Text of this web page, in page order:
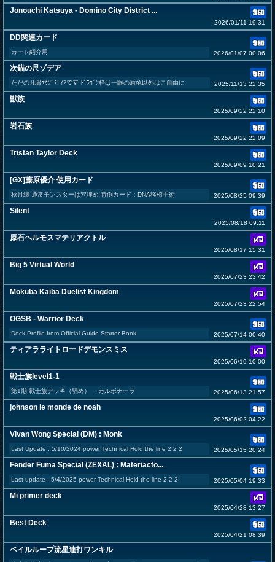
Jonouchi Katsuya - Domino City District ...
2026/01/11 19:31
DD関連カード
カード紹介用 2026/01/07 00:06
次錨の尺ゾデア
ただの凡骨ｴｸｿﾞﾃﾞｨｱです ﾄﾞﾗｺﾞﾝ枠は一眼の盾竜以外はご自由に 2025/11/13 22:35
獣族
2025/09/22 22:10
岩石族
2025/09/22 22:09
Tristan Taylor Deck
2025/09/09 10:21
[GX]藤原優介 使用カード
秋月纏 通常モンスターは穴埋め 特例カード：DNA移植手術 2025/08/25 09:39
Silent
2025/08/18 09:11
原石ヘルモスマテリアクトル
2025/08/17 15:31
Big 5 Virtual World
2025/07/23 23:42
Mokuba Kaiba Duelist Kingdom
2025/07/23 22:54
OGSB - Warrior Deck
Deck Profile from Official Guide Starter Book. 2025/07/14 00:40
ティアラライトロードデモンスミス
2025/06/19 10:00
戦士族level1-1
第1期 戦士族デッキ（弱め） ・カルボナーラ 2025/06/13 21:57
johnson le monde de noah
2025/06/02 04:22
Vivan Wong Special (DM) : Monk
Last Update : 5/10/2024 power Technical Hold the line 2 2 2 2025/05/15 20:24
Fender Fuma Special (ZEXAL) : Materiacto...
Last update : 5/4/2025 power Technical Hold the line 2 2 2 2025/05/04 19:33
Mi primer deck
2025/04/28 13:27
Best Deck
2025/04/21 08:39
ベイルループ流星連打ワンキル